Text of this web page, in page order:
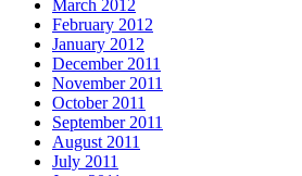
March 2012
February 2012
January 2012
December 2011
November 2011
October 2011
September 2011
August 2011
July 2011